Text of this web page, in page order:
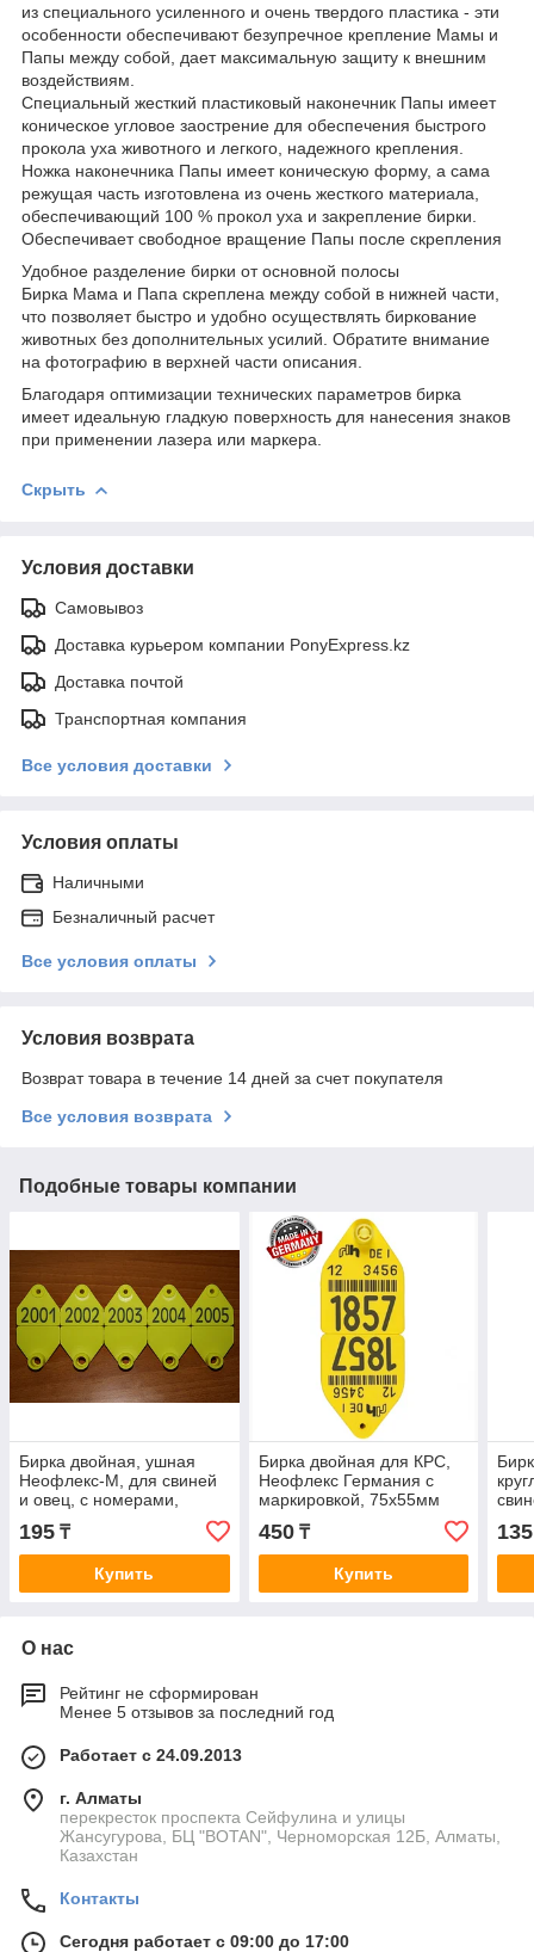
из специального усиленного и очень твердого пластика - эти
особенности обеспечивают безупречное крепление Мамы и
Папы между собой, дает максимальную защиту к внешним
воздействиям.
Специальный жесткий пластиковый наконечник Папы имеет
коническое угловое заострение для обеспечения быстрого
прокола уха животного и легкого, надежного крепления.
Ножка наконечника Папы имеет коническую форму, а сама
режущая часть изготовлена из очень жесткого материала,
обеспечивающий 100 % прокол уха и закрепление бирки.
Обеспечивает свободное вращение Папы после скрепления
Удобное разделение бирки от основной полосы
Бирка Мама и Папа скреплена между собой в нижней части,
что позволяет быстро и удобно осуществлять биркование
животных без дополнительных усилий. Обратите внимание
на фотографию в верхней части описания.
Благодаря оптимизации технических параметров бирка
имеет идеальную гладкую поверхность для нанесения знаков
при применении лазера или маркера.
Скрыть
Условия доставки
Самовывоз
Доставка курьером компании PonyExpress.kz
Доставка почтой
Транспортная компания
Все условия доставки
Условия оплаты
Наличными
Безналичный расчет
Все условия оплаты
Условия возврата
Возврат товара в течение 14 дней за счет покупателя
Все условия возврата
Подобные товары компании
Бирка двойная, ушная
Неофлекс-М, для свиней
и овец, с номерами,
малая 34,5х33 мм
195 ₸
Купить
Бирка двойная для КРС,
Неофлекс Германия с
маркировкой, 75х55мм
цвет на выбор
450₸
Купить
135
О нас
Рейтинг не сформирован
Менее 5 отзывов за последний год
Работает с 24.09.2013
г. Алматы
перекресток проспекта Сейфулина и улицы
Жансугурова, БЦ "BOTAN", Черноморская 12Б, Алматы,
Казахстан
Контакты
Сегодня работает с 09:00 до 17:00